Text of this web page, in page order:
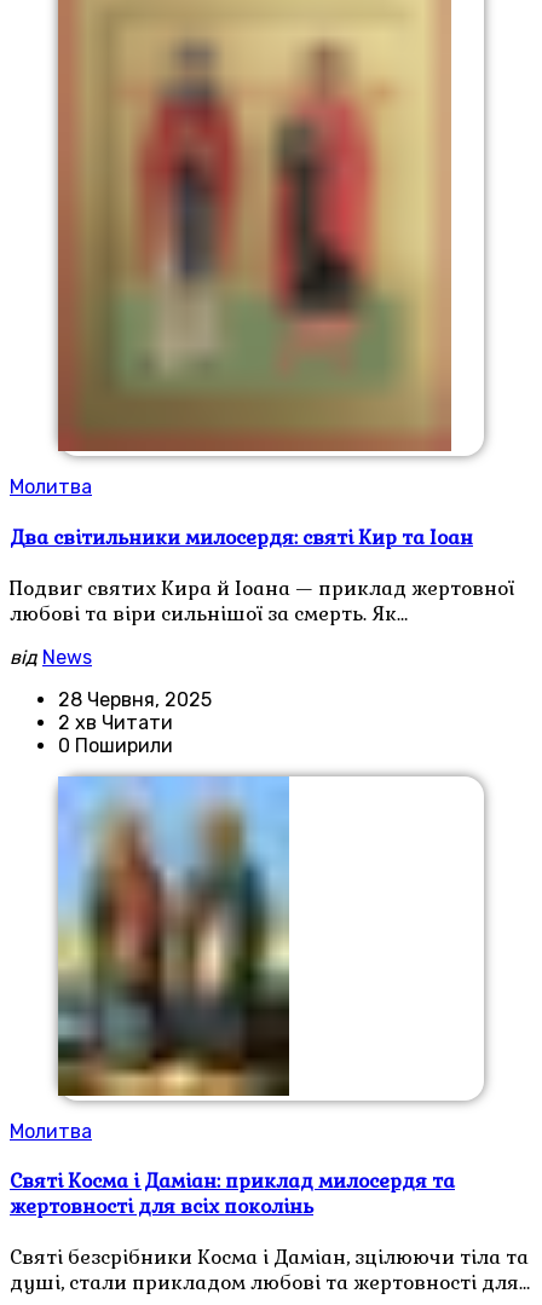
Молитва
Два світильники милосердя: святі Кир та Іоан
Подвиг святих Кира й Іоана — приклад жертовної
любові та віри сильнішої за смерть. Як…
від News
28 Червня, 2025
2 хв Читати
0 Поширили
Молитва
Святі Косма і Даміан: приклад милосердя та
жертовності для всіх поколінь
Святі безсрібники Косма і Даміан, зцілюючи тіла та
душі, стали прикладом любові та жертовності для…